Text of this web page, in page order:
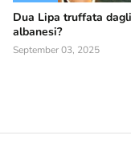
Dua Lipa truffata
albanesi?
September 03, 2025